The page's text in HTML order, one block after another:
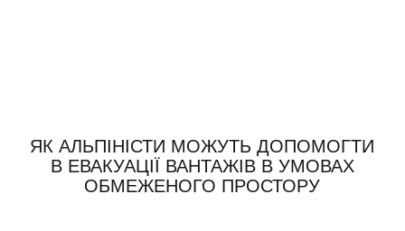
ЯК АЛЬПІНІСТИ МОЖУТЬ ДОПОМОГТИ
В ЕВАКУАЦІЇ ВАНТАЖІВ В УМОВАХ
ОБМЕЖЕНОГО ПРОСТОРУ